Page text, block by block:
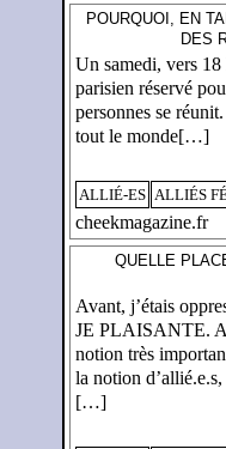
POURQUOI, EN
DES
Un samedi, vers 18
parisien réservé
personnes se
tout le monde[…]
ALLIÉ-ES ALLIÉS
cheekmagazine.fr
QUELLE
Avant, j’étais
JE PLAISANTE.
notion très
la notion
[…]